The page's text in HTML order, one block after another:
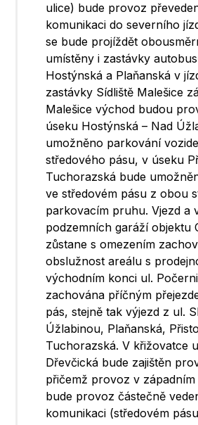
ulice) bude provoz
komunikaci do severního
se bude projíždět
umístěny i zastávky
Hostýnská a Plaňanská v
zastávky Sídliště Malešice
Malešice východ budou
úseku Hostýnská – Nad
umožněno parkování
středového pásu, v úseku
Tuchorazská bude
ve středovém pásu z obou
parkovacím pruhu. Vjezd a
podzemních garáží objektu
zůstane s omezením
obslužnost areálu s
východním konci ul.
zachována příčným
pás, stejně tak výjezd z ul.
Úžlabinou, Plaňanská,
Tuchorazská. V křižovatce
Dřevčická bude zajištěn
přičemž provoz v
bude provoz částečně
komunikaci (středovém